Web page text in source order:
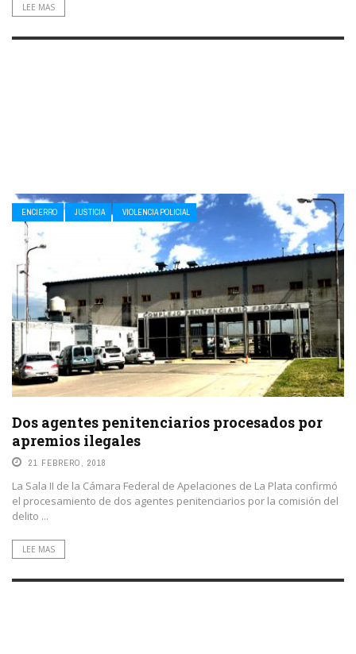
LEE MAS
ENCIERRO JUSTICIA VIOLENCIA POLICIAL
Dos agentes penitenciarios procesados por
apremios ilegales
21 FEBRERO, 2018
La Sala II de la Cámara Federal de Apelaciones de La Plata confirmó
el procesamiento de dos agentes penitenciarios por la comisión del
delito ...
LEE MAS